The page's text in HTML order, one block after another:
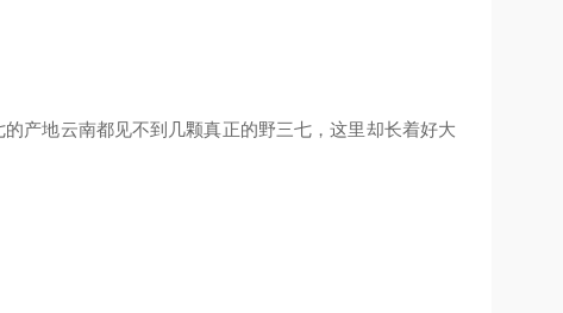
产地云南都见不到几颗真正的野三七，这里却长着好大